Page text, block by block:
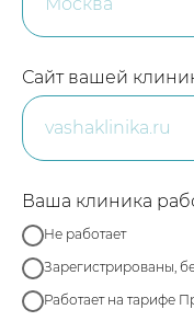
Сайт вашей
Ваша клиника
Не работает
Зарегистрированы,
Работает на тарифе